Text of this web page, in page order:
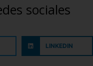
sociales
LINKEDIN